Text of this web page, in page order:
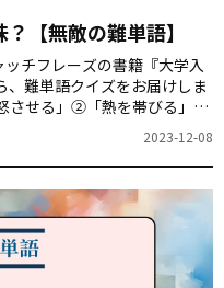
【無敵の難単語】
ッチフレーズの書籍『大学入
、難単語クイズをお届けしま
せる」②「熱を帯びる」
をもたらす」のどれでしょ
2023-12-08